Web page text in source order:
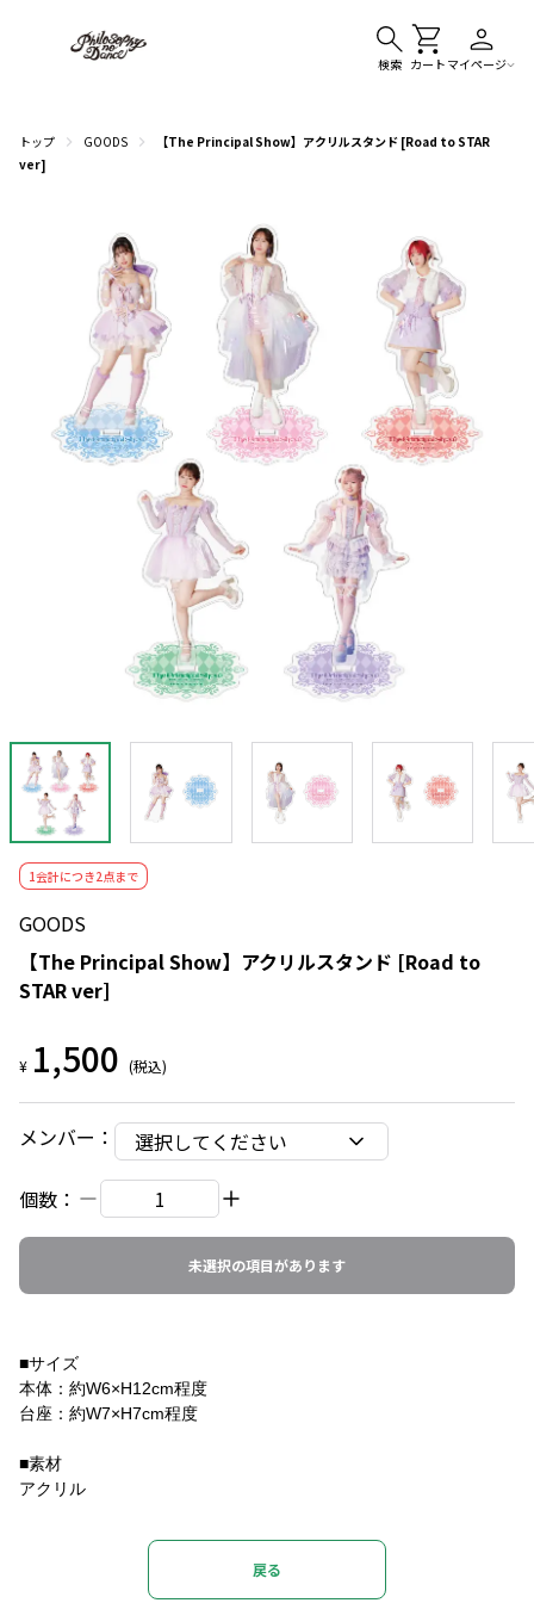
検索 カート マイページ
トップ GOODS
【The Principal Show】アクリルスタンド [Road to STAR
ver]
1会計につき2点まで
GOODS
【The Principal Show】アクリルスタンド [Road to
STAR ver]
¥ 1,500 (税込)
メンバー ：
選択してください
個数：
未選択の項目があります
■サイズ
本体：約W6×H12cm程度
台座：約W7×H7cm程度
■素材
アクリル
戻る